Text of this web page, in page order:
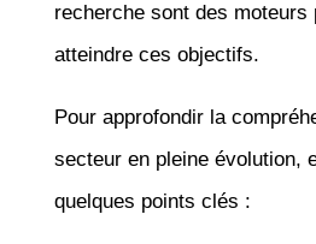
recherche sont des moteurs
atteindre ces objectifs.
Pour approfondir la
secteur en pleine évolution,
quelques points clés :